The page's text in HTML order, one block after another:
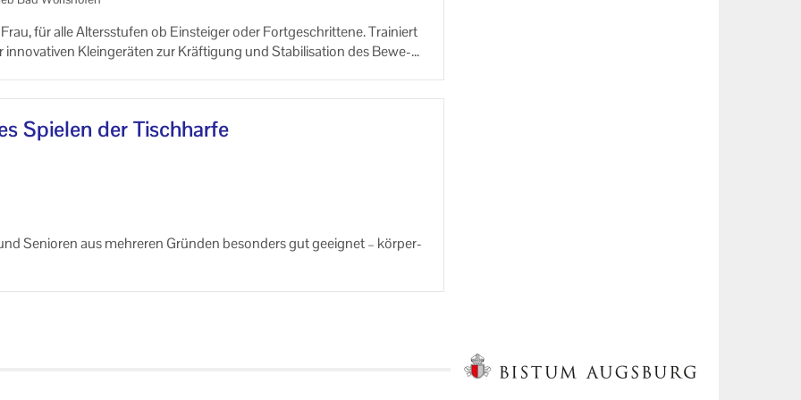
für alle Al­ters­stu­fen ob Ein­stei­ger oder Fort­ge­schrit­te­ne. Trai­niert
Klein­ge­rä­ten zur Kräf­ti­gung und Sta­bi­li­sa­ti­on des Be­we­
Spie­len der Tisch­har­fe
Se­nio­ren aus meh­re­ren Grün­den be­son­ders gut ge­eig­net – kör­per­
ist sie er­go­no­misch und ohne große Kraft­an­stren­gung spiel­